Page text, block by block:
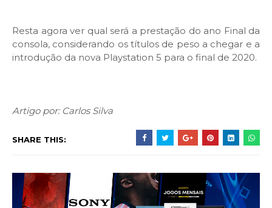
Resta agora ver qual será a prestação do ano Final da
consola, considerando os títulos de peso a chegar e a
introdução da nova Playstation 5 para o final de 2020.
Artigo por: Carlos Silva
SHARE THIS: